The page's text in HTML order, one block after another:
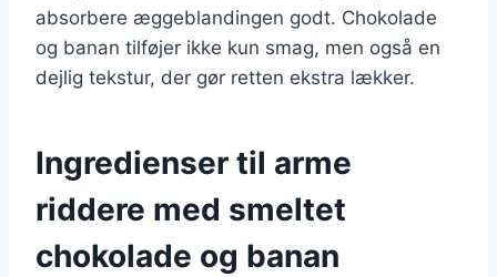
absorbere æggeblandingen godt. Chokolade
og banan tilføjer ikke kun smag, men også en
dejlig tekstur, der gør retten ekstra lækker.
Ingredienser til arme
riddere med smeltet
chokolade og banan